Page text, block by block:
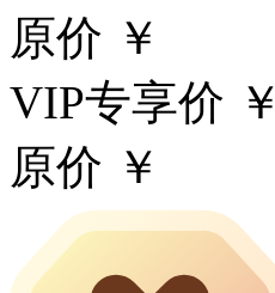
原价 ￥
VIP专享价 ￥
原价 ￥